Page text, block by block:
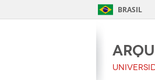
BRASIL